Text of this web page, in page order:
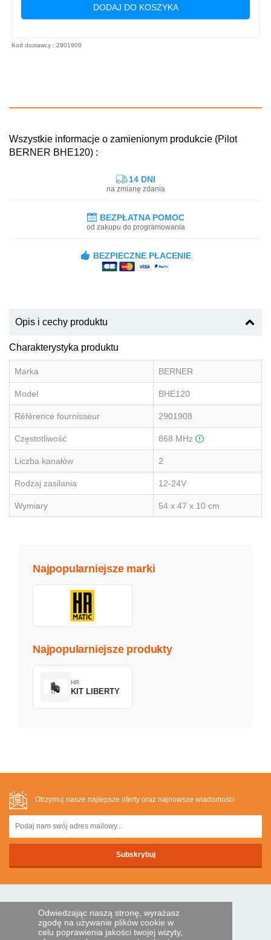
Odwiedzając naszą stronę, wyrażasz
zgodę na używanie plików cookie w
celu poprawienia jakości twojej wizyty,
DODAJ DO KOSZYKA
Kod dostawcy : 2901908
Wszystkie informacje o zamienionym produkcie (Pilot
BERNER BHE120) :
14 DNI
na zmianę zdania
BEZPŁATNA POMOC
od zakupu do programowania
BEZPIECZNE PŁACENIE
Opis i cechy produktu
Charakterystyka produktu
Marka BERNER
Model BHE120
Référence fournisseur 2901908
Częstotliwość 868 MHz
Liczba kanałów 2
Rodzaj zasilania 12-24V
Wymiary 54 x 47 x 10 cm
Najpopularniejsze marki
Najpopularniejsze produkty
HR
KIT LIBERTY
Otrzymuj nasze najlepsze oferty oraz najnowsze wiadomości